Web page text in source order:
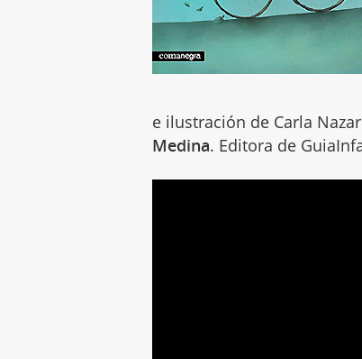
e ilustración de Carla
Medina. Editora de